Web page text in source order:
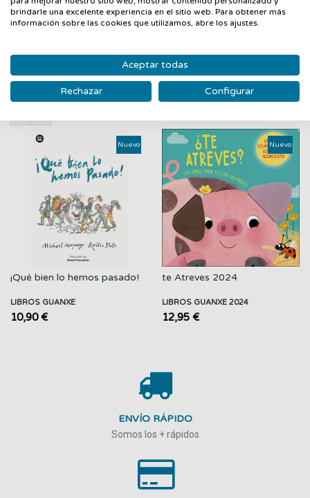
de descubrir el mundo por primera vez.
PRODUCTOS RELACIONADOS
Nuevo
¡Qué bien lo hemos pasado!
LIBROS GUANXE
10,90 €
Nuevo
te Atreves 2024
LIBROS GUANXE 2024
12,95 €
ENVÍO RÁPIDO
Somos los + rápidos
brindarle una excelente experiencia en el sitio web. Para obtener más
información sobre las cookies que utilizamos, abre los ajustes.
Aceptar todas
Rechazar Configurar